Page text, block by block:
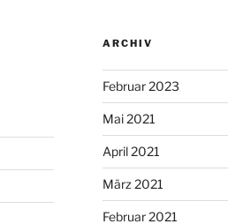
ARCHIV
Februar 2023
Mai 2021
April 2021
März 2021
Februar 2021